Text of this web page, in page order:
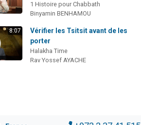
1 Histoire pour Chabbath
Binyamin BENHAMOU
8:07
Vérifier les Tsitsit avant de les
porter
Halakha Time
Rav Yossef AYACHE